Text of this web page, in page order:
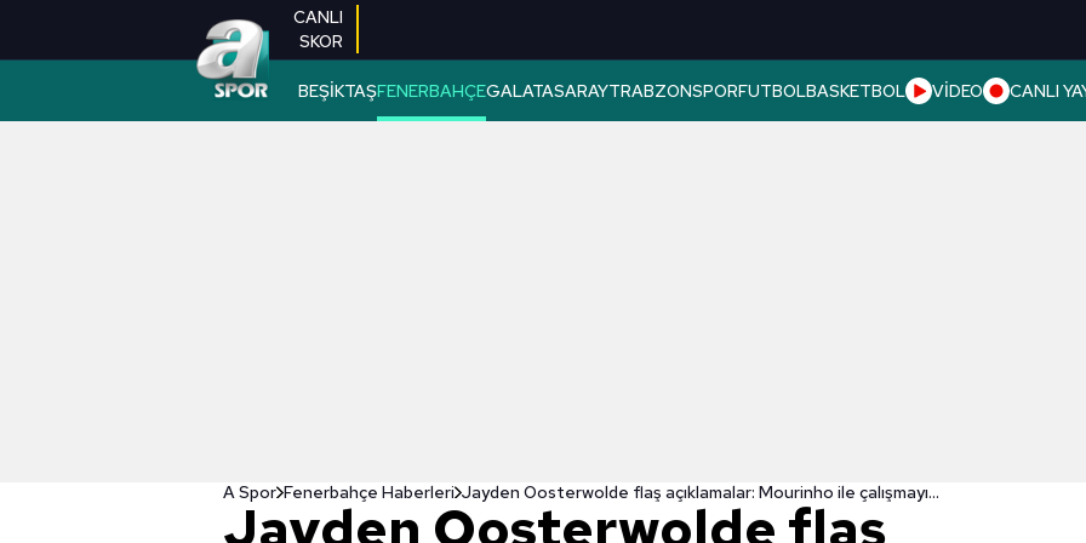
CANLI
SKOR
BEŞİKTAŞFENERBAHÇEGALATASARAYTRABZONSPORFUTBOLBASKETBOL VİDEO CANLI
A Spor Fenerbahçe Haberleri Jayden Oosterwolde flaş açıklamalar: Mourinho ile çalışmayı...
Jayden Oosterwolde flaş